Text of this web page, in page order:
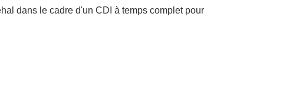
dans le cadre d'un CDI à temps complet pour